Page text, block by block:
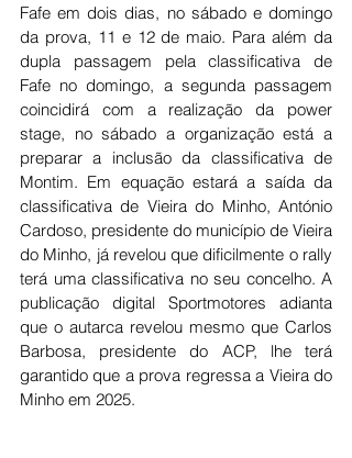
Fafe em dois dias, no sábado e domingo
da prova, 11 e 12 de maio. Para além da
dupla passagem pela classificativa de
Fafe no domingo, a segunda passagem
coincidirá com a realização da power
stage, no sábado a organização está a
preparar a inclusão da classificativa de
Montim. Em equação estará a saída da
classificativa de Vieira do Minho, António
Cardoso, presidente do município de Vieira
do Minho, já revelou que dificilmente o rally
terá uma classificativa no seu concelho. A
publicação digital Sportmotores adianta
que o autarca revelou mesmo que Carlos
Barbosa, presidente do ACP, lhe terá
garantido que a prova regressa a Vieira do
Minho em 2025.